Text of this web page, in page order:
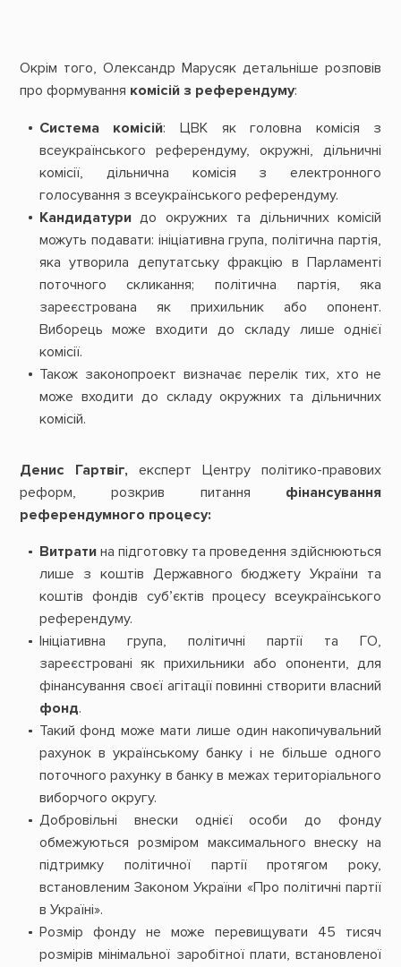
Окрім того, Олександр Марусяк детальніше розповів
про формування комісій з референдуму:
Система комісій: ЦВК як головна комісія з
всеукраїнського референдуму, окружні, дільничні
комісії, дільнична комісія з електронного
голосування з всеукраїнського референдуму.
Кандидатуридо окружних та дільничних комісій
можуть подавати: ініціативна група, політична партія,
яка утворила депутатську фракцію в Парламенті
поточного скликання; політична партія, яка
зареєстрована як прихильник або опонент.
Виборець може входити до складу лише однієї
комісії.
Також законопроект визначає перелік тих, хто не
може входити до складу окружних та дільничних
комісій.
Денис Гартвіг, експерт Центру політико-правових
реформ, розкрив питання фінансування
референдумного процесу:
Витратина підготовку та проведення здійснюються
лише з коштів Державного бюджету України та
коштів фондів суб’єктів процесу всеукраїнського
референдуму.
Ініціативна група, політичні партії та ГО,
зареєстровані як прихильники або опоненти, для
фінансування своєї агітації повинні створити власний
фонд.
Такий фонд може мати лише один накопичувальний
рахунок в українському банку і не більше одного
поточного рахунку в банку в межах територіального
виборчого округу.
Добровільні внески однієї особи до фонду
обмежуються розміром максимального внеску на
підтримку політичної партії протягом року,
встановленим Законом України «Про політичні партії
в Україні».
Розмір фонду не може перевищувати 45 тисяч
розмірів мінімальної заробітної плати, встановленої